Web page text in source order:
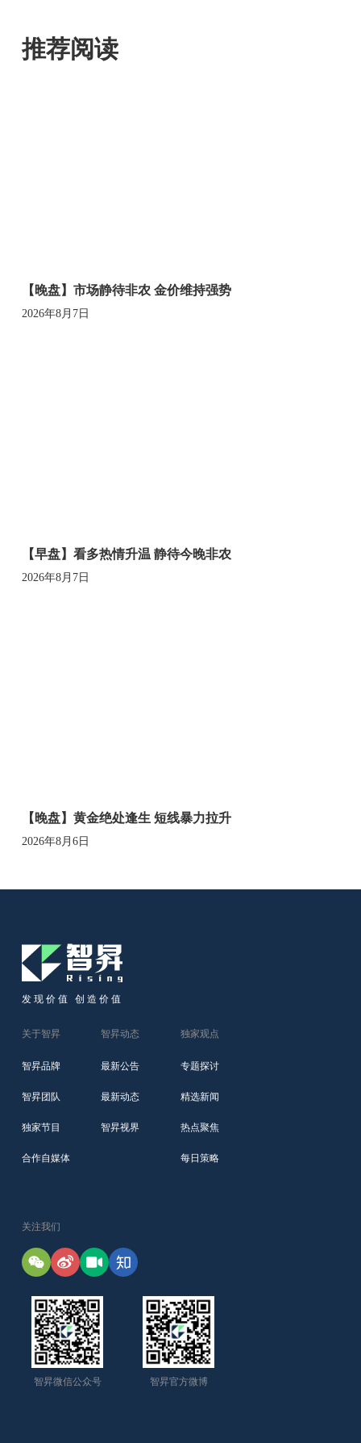
推荐阅读
【晚盘】市场静待非农 金价维持强势
2026年8月7日
【早盘】看多热情升温 静待今晚非农
2026年8月7日
【晚盘】黄金绝处逢生 短线暴力拉升
2026年8月6日
发现价值 创造价值
关于智昇
智昇品牌
智昇团队
独家节目
合作自媒体
智昇动态
最新公告
最新动态
智昇视界
独家观点
专题探讨
精选新闻
热点聚焦
每日策略
关注我们
智昇微信公众号 智昇官方微博